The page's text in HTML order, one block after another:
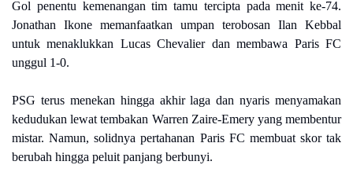
Gol penentu kemenangan tim tamu tercipta pada menit ke-74.
Jonathan Ikone memanfaatkan umpan terobosan Ilan Kebbal
untuk menaklukkan Lucas Chevalier dan membawa Paris FC
unggul 1-0.
PSG terus menekan hingga akhir laga dan nyaris menyamakan
kedudukan lewat tembakan Warren Zaire-Emery yang membentur
mistar. Namun, solidnya pertahanan Paris FC membuat skor tak
berubah hingga peluit panjang berbunyi.